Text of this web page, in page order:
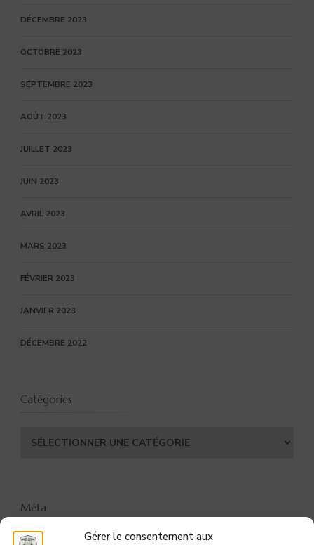
Gérer le consentement aux
DÉCEMBRE 2023
OCTOBRE 2023
SEPTEMBRE 2023
AOÛT 2023
JUILLET 2023
JUIN 2023
AVRIL 2023
MARS 2023
FÉVRIER 2023
JANVIER 2023
DÉCEMBRE 2022
Catégories
Catégories
Méta
CONNEXION